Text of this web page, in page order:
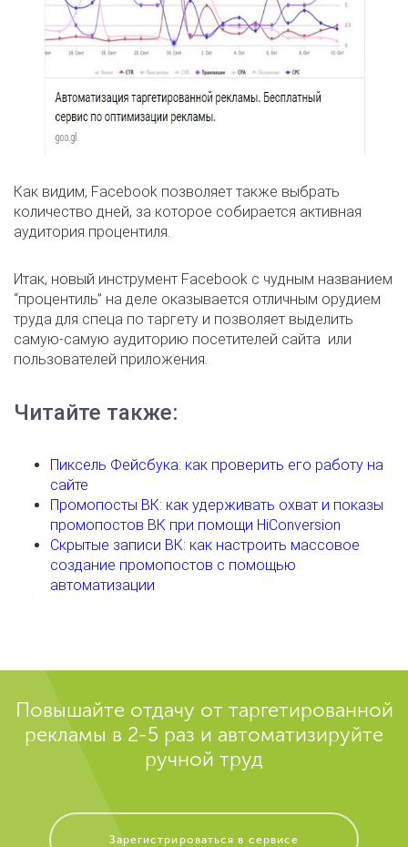
Как видим, Facebook позволяет также выбрать
количество дней, за которое собирается активная
аудитория процентиля.
Итак, новый инструмент Facebook с чудным названием
“процентиль” на деле оказывается отличным орудием
труда для спеца по таргету и позволяет выделить
самую-самую аудиторию посетителей сайта или
пользователей приложения.
Читайте также:
Пиксель Фейсбука: как проверить его работу на
сайте
Промопосты ВК: как удерживать охват и показы
промопостов ВК при помощи HiConversion
Скрытые записи ВК: как настроить массовое
создание промопостов с помощью
автоматизации
Повышайте отдачу от таргетированной
рекламы в 2-5 раз и автоматизируйте
ручной труд
Зарегистрироваться в сервисе